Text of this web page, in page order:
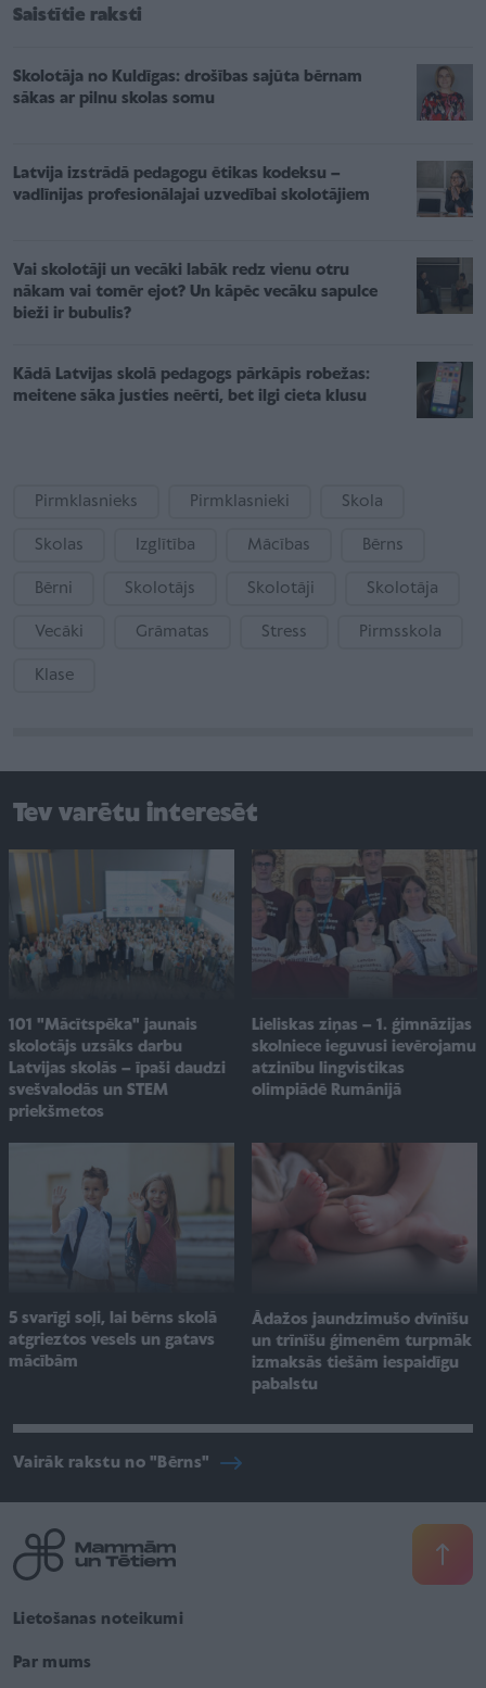
Saistītie raksti
Skolotāja no Kuldīgas: drošības sajūta bērnam
sākas ar pilnu skolas somu
Latvija izstrādā pedagogu ētikas kodeksu –
vadlīnijas profesionālajai uzvedībai skolotājiem
Vai skolotāji un vecāki labāk redz vienu otru
nākam vai tomēr ejot? Un kāpēc vecāku sapulce
bieži ir bubulis?
Kādā Latvijas skolā pedagogs pārkāpis robežas:
meitene sāka justies neērti, bet ilgi cieta klusu
Pirmklasnieks Pirmklasnieki Skola
Skolas Izglītība Mācības Bērns
Bērni Skolotājs Skolotāji Skolotāja
Vecāki Grāmatas Stress Pirmsskola
Klase
Tev varētu interesēt
101 "Mācītspēka" jaunais
skolotājs uzsāks darbu
Latvijas skolās – īpaši daudzi
svešvalodās un STEM
priekšmetos
Lieliskas ziņas – 1. ģimnāzijas
skolniece ieguvusi ievērojamu
atzinību lingvistikas
olimpiādē Rumānijā
5 svarīgi soļi, lai bērns skolā
atgrieztos vesels un gatavs
mācībām
Ādažos jaundzimušo dvīnīšu
un trīnīšu ģimenēm turpmāk
izmaksās tiešām iespaidīgu
pabalstu
Vairāk rakstu no "Bērns"
Lietošanas noteikumi
Par mums